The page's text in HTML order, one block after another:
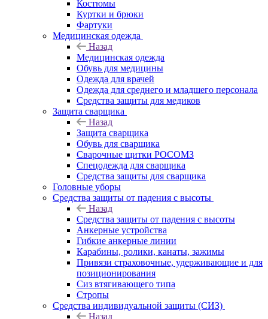
Костюмы
Куртки и брюки
Фартуки
Медицинская одежда
Назад
Медицинская одежда
Обувь для медицины
Одежда для врачей
Одежда для среднего и младшего персонала
Средства защиты для медиков
Защита сварщика
Назад
Защита сварщика
Обувь для сварщика
Сварочные щитки РОСОМЗ
Спецодежда для сварщика
Средства защиты для сварщика
Головные уборы
Средства защиты от падения с высоты
Назад
Средства защиты от падения с высоты
Анкерные устройства
Гибкие анкерные линии
Карабины, ролики, канаты, зажимы
Привязи страховочные, удерживающие и для
позиционирования
Сиз втягивающего типа
Стропы
Средства индивидуальной защиты (СИЗ)
Назад